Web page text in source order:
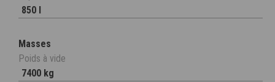
850 l
Masses
Poids à vide
7400 kg